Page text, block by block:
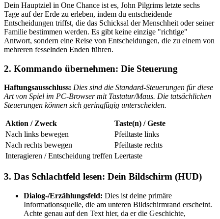
Dein Hauptziel in One Chance ist es, John Pilgrims letzte sechs
Tage auf der Erde zu erleben, indem du entscheidende
Entscheidungen triffst, die das Schicksal der Menschheit oder seiner
Familie bestimmen werden. Es gibt keine einzige "richtige"
Antwort, sondern eine Reise von Entscheidungen, die zu einem von
mehreren fesselnden Enden führen.
2. Kommando übernehmen: Die Steuerung
Haftungsausschluss: Dies sind die Standard-Steuerungen für diese
Art von Spiel im PC-Browser mit Tastatur/Maus. Die tatsächlichen
Steuerungen können sich geringfügig unterscheiden.
Aktion / Zweck
Taste(n) / Geste
Nach links bewegen
Pfeiltaste links
Nach rechts bewegen
Pfeiltaste rechts
Interagieren / Entscheidung treffen Leertaste
3. Das Schlachtfeld lesen: Dein Bildschirm (HUD)
Dialog-/Erzählungsfeld: Dies ist deine primäre
Informationsquelle, die am unteren Bildschirmrand erscheint.
Achte genau auf den Text hier, da er die Geschichte,